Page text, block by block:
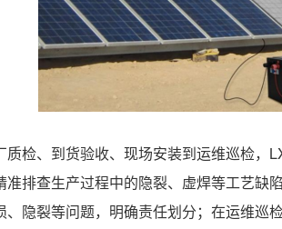
质检、到货验收、现场安装到运维巡检，
准排查生产过程中的隐裂、虚焊等工艺缺
、隐裂等问题，明确责任划分；在运维巡